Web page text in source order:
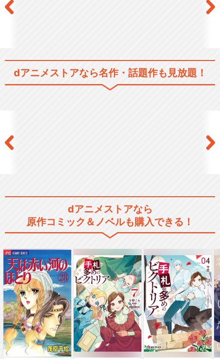
dアニメストアなら名作・話題作も見放題！
dアニメストアなら
原作コミック＆ノベルも購入できる！